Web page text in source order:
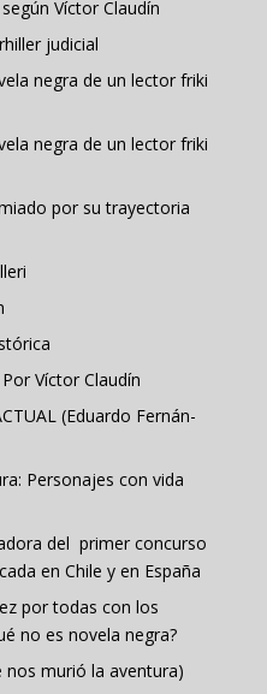
Víctor Claudín
judicial
negra de un lector friki
negra de un lector friki
por su trayectoria
Víctor Claudín
(Eduardo Fernán-
Personajes con vida
del primer concurso
en Chile y en España
por todas con los
no es novela negra?
nos murió la aventura)